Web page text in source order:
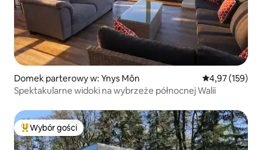
Domek parterowy w: Ynys Môn Średnia
4,97 (159)
Spektakularne widoki na wybrzeże północnej Walii
Najpopularniejsze z kategorii Wybór gości
Wybór gości